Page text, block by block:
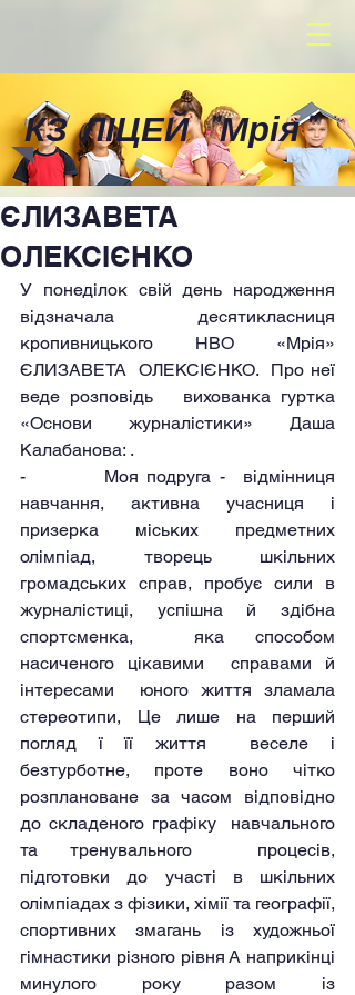
КЗ ЛІЦЕЙ"Мрія"
ЄЛИЗАВЕТА
ОЛЕКСІЄНКО
У понеділок свій день народження
відзначала  десятикласниця
кропивницького НВО «Мрія»
ЄЛИЗАВЕТА  ОЛЕКСІЄНКО.  Про неї
веде розповідь   вихованка гуртка
«Основи журналістики» Даша
Калабанова: .
-         Моя подруга -  відмінниця
навчання, активна учасниця і
призерка міських предметних
олімпіад, творець шкільних
громадських справ, пробує сили в
журналістиці, успішна й здібна
спортсменка,  яка способом
насиченого цікавими  справами й
інтересами  юного життя зламала
стереотипи, Це лише на перший
погляд ї її життя  веселе і
безтурботне, проте воно чітко
розплановане за часом відповідно
до складеного графіку  навчального
та тренувального  процесів,
підготовки до участі в шкільних
олімпіадах з фізики, хімії та географії,
спортивних змагань із художньої
гімнастики різного рівня А наприкінці
минулого року разом із